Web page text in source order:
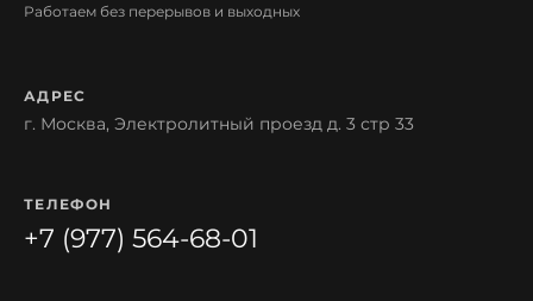
Работаем без перерывов и выходных
АДРЕС
г. Москва, Электролитный проезд д. 3 стр 33
ТЕЛЕФОН
+7 (977) 564-68-01